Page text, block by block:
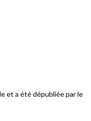
et a été dépubliée par le